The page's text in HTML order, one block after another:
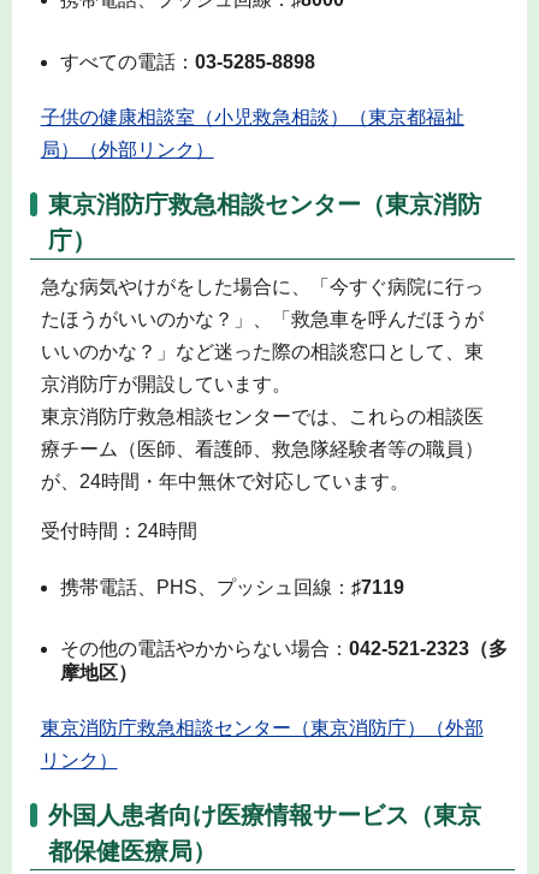
すべての電話： 03-5285-8898
子供の健康相談室（小児救急相談）（東京都福祉
局）（外部リンク）
東京消防庁救急相談センター（東京消防
庁）
急な病気やけがをした場合に、「今すぐ病院に行っ
たほうがいいのかな？」、「救急車を呼んだほうが
いいのかな？」など迷った際の相談窓口として、東
京消防庁が開設しています。
東京消防庁救急相談センターでは、これらの相談医
療チーム（医師、看護師、救急隊経験者等の職員）
が、24時間・年中無休で対応しています。
受付時間：24時間
携帯電話、PHS、プッシュ回線： ♯7119
その他の電話やかからない場合： 042-521-2323（多
摩地区）
東京消防庁救急相談センター（東京消防庁）（外部
リンク）
外国人患者向け医療情報サービス（東京
都保健医療局）